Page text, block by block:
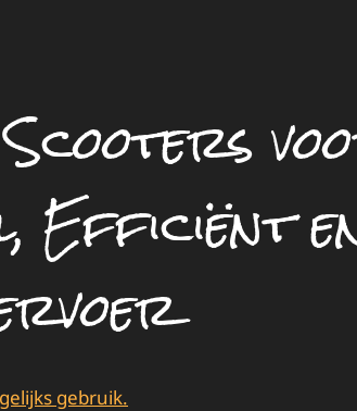
Efficiënt
gebruik.